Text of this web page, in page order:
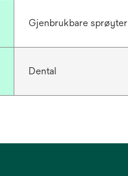
Gjenbrukbare sprøyter
Dental